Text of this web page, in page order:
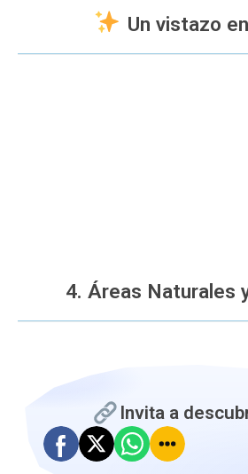
Un vistazo
4. Áreas Naturales
Invita a